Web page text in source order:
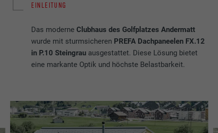
EINLEITUNG
Das moderneClubhaus des Golfplatzes Andermatt
wurde mit sturmsicheren PREFA Dachpaneelen FX.12
in P.10 Steingrau ausgestattet. Diese Lösung bietet
eine markante Optik und höchste Belastbarkeit.